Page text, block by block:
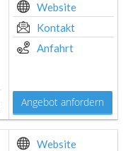
Website
Kontakt
Anfahrt
Angebot anfordern
Website